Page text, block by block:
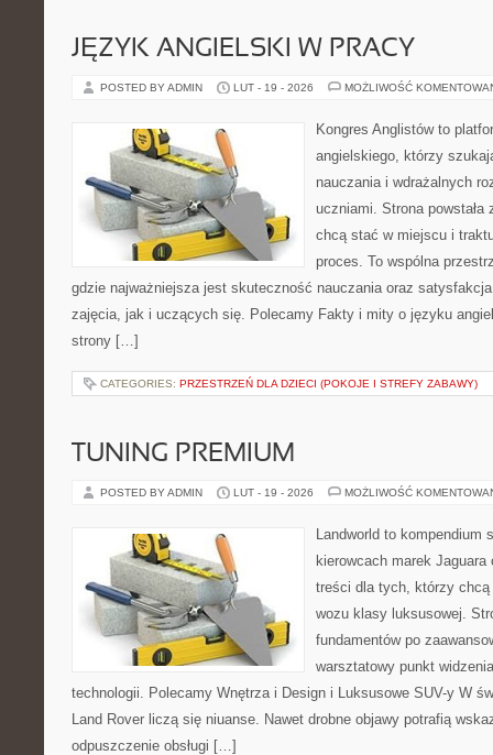
JĘZYK ANGIELSKI W PRACY
POSTED BY ADMIN LUT - 19 - 2026 MOŻLIWOŚĆ
Kongres Anglistów to
angielskiego, którzy
nauczania i wdrażalnych
uczniami. Strona
chcą stać w miejscu i
proces. To wspólna
gdzie najważniejsza jest skuteczność nauczania oraz
zajęcia, jak i uczących się. Polecamy Fakty i mity o języku
strony […]
CATEGORIES: PRZESTRZEŃ DLA DZIECI (POKOJE I STREFY ZABAWY)
TUNING PREMIUM
POSTED BY ADMIN LUT - 19 - 2026 MOŻLIWOŚĆ
Landworld to kompendium
kierowcach marek Jaguara
treści dla tych, którzy
wozu klasy luksusowej.
fundamentów po
warsztatowy punkt
technologii. Polecamy Wnętrza i Design i Luksusowe SUV-y W
Land Rover liczą się niuanse. Nawet drobne objawy potrafią
odpuszczenie obsługi […]